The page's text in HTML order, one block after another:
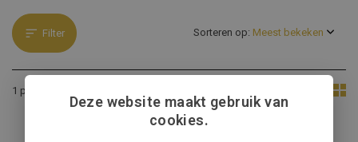
Filter
1 product
Sorteren op:
Deze website maakt gebruik van
cookies.